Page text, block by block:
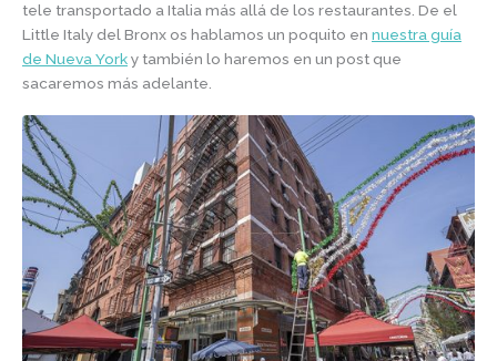
tele transportado a Italia más allá de los restaurantes. De el
Little Italy del Bronx os hablamos un poquito en nuestra guía
de Nueva Yorky también lo haremos en un post que
sacaremos más adelante.